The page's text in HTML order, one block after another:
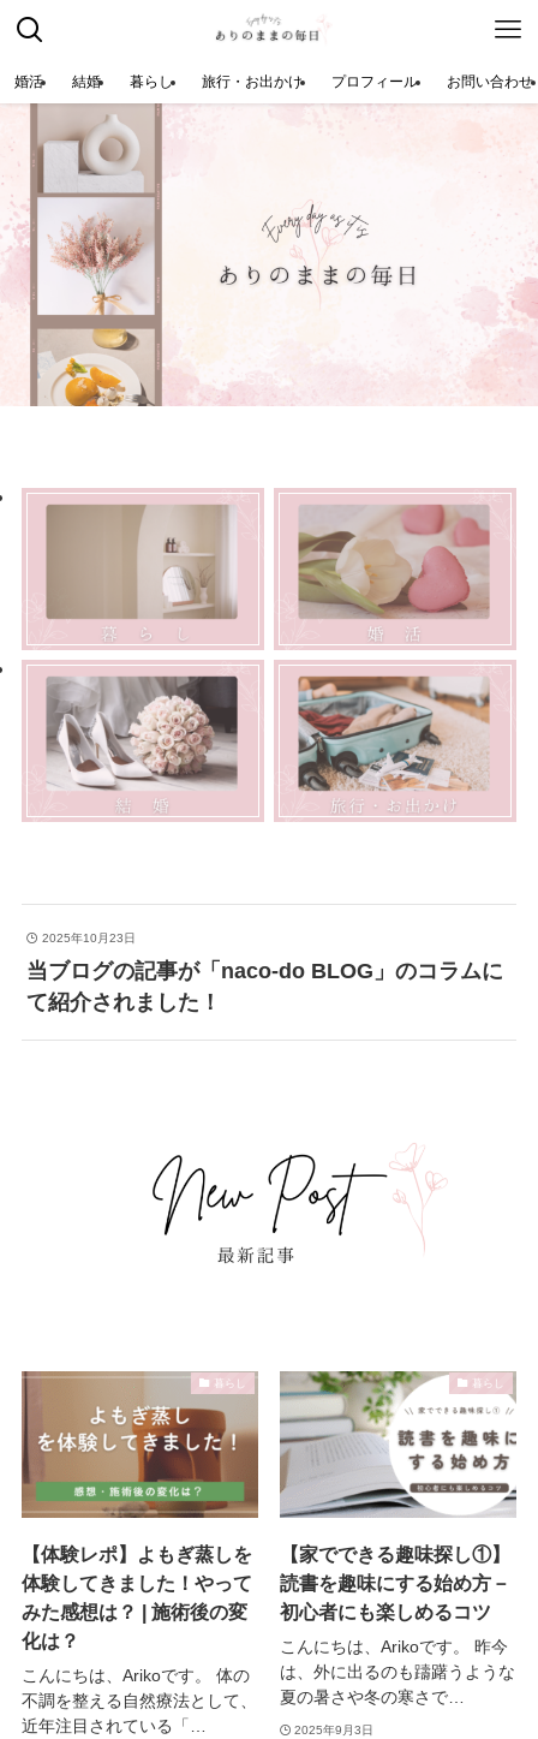
婚活 結婚 暮らし 旅行・お出かけ プロフィール お問い合わせ
2025年10月23日
当ブログの記事が「naco-do BLOG」のコラムに
て紹介されました！
暮らし
【体験レポ】よもぎ蒸しを
体験してきました！やって
みた感想は？ | 施術後の変
化は？
こんにちは、Arikoです。 体の
不調を整える自然療法として、
近年注目されている「…
暮らし
【家でできる趣味探し①】
読書を趣味にする始め方－
初心者にも楽しめるコツ
こんにちは、Arikoです。 昨今
は、外に出るのも躊躇うような
夏の暑さや冬の寒さで…
2025年9月3日